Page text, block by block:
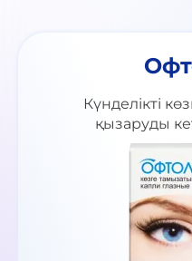
Күнделікті
қызаруды